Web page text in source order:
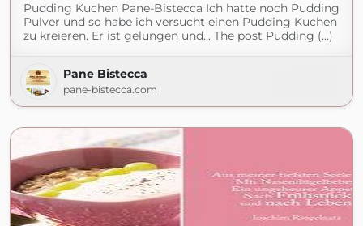
Pudding Kuchen Pane-Bistecca Ich hatte noch Pudding
Pulver und so habe ich versucht einen Pudding Kuchen
zu kreieren. Er ist gelungen und... The post Pudding (...)
Pane Bistecca
pane-bistecca.com